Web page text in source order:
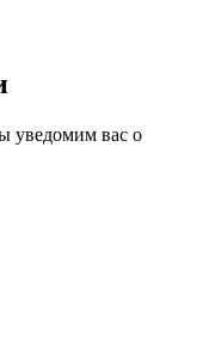
уведомим вас о